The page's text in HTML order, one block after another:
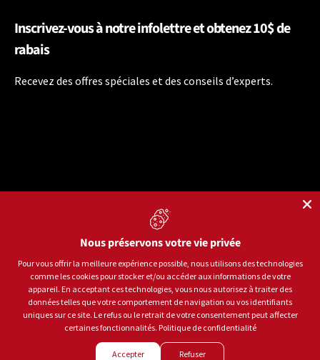
Inscrivez-vous à notre infolettre et obtenez 10$ de
rabais
Recevez des offres spéciales et des conseils d’experts.
Moyens de paiement acceptés
Français
Sports aux Puces Rive-Sud.Tous droits réservés.
Nous préservons votre vie privée
Pour vous offrir la meilleure expérience possible, nous utilisons des technologies
comme les cookies pour stocker et/ou accéder aux informations de votre
appareil. En acceptant ces technologies, vous nous autorisez à traiter des
données telles que votre comportement de navigation ou vos identifiants
uniques sur ce site. Le refus ou le retrait de votre consentement peut affecter
certaines fonctionnalités. Politique de confidentialité
Accepter Refuser